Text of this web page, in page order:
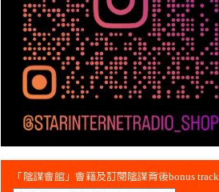
「陰謀會館」會籍及訂閱陰謀背後bonus track